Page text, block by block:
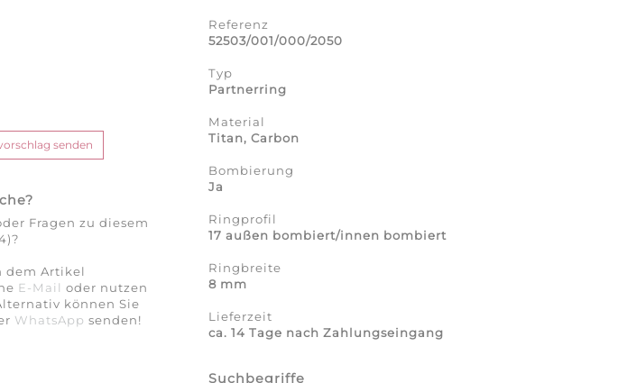
Fragen zu diesem
dem Artikel
E-Mail oder nutzen
können Sie
WhatsApp senden!
Referenz
52503/001/000/2050
Typ
Partnerring
Material
Titan, Carbon
Bombierung
Ja
Ringprofil
17 außen bombiert/innen bombiert
Ringbreite
8 mm
Lieferzeit
ca. 14 Tage nach Zahlungseingang
Suchbegriffe